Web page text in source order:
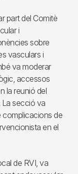
part del Comitè
i
sobre
vasculars i
va moderar
accessos
la reunió del
La secció va
complicacions de
en el
de RVI, va